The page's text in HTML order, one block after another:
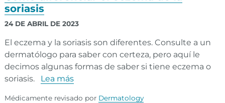
soriasis
24 DE ABRIL DE 2023
El eczema y la soriasis son diferentes. Consulte a un
dermatólogo para saber con certeza, pero aquí le
decimos algunas formas de saber si tiene eczema o
soriasis.
Lea más
Médicamente revisado por Dermatology